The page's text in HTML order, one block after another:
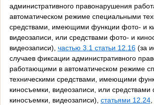
административного правонарушения
автоматическом режиме специальными
средствами, имеющими функции фото- и
видеозаписи, или средствами фото- и
видеозаписи), частью 3.1 статьи 12.16(за
случаев фиксации административного
работающими в автоматическом режиме
техническими средствами, имеющими
киносъемки, видеозаписи, или средствами
киносъемки, видеозаписи), статьями 12.24,